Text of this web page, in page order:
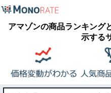
アマゾンの商品ランキング
示する